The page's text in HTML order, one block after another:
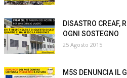
DISASTRO CREAF,
OGNI SOSTEGNO
25 Agosto 2015
M5S DENUNCIA IL